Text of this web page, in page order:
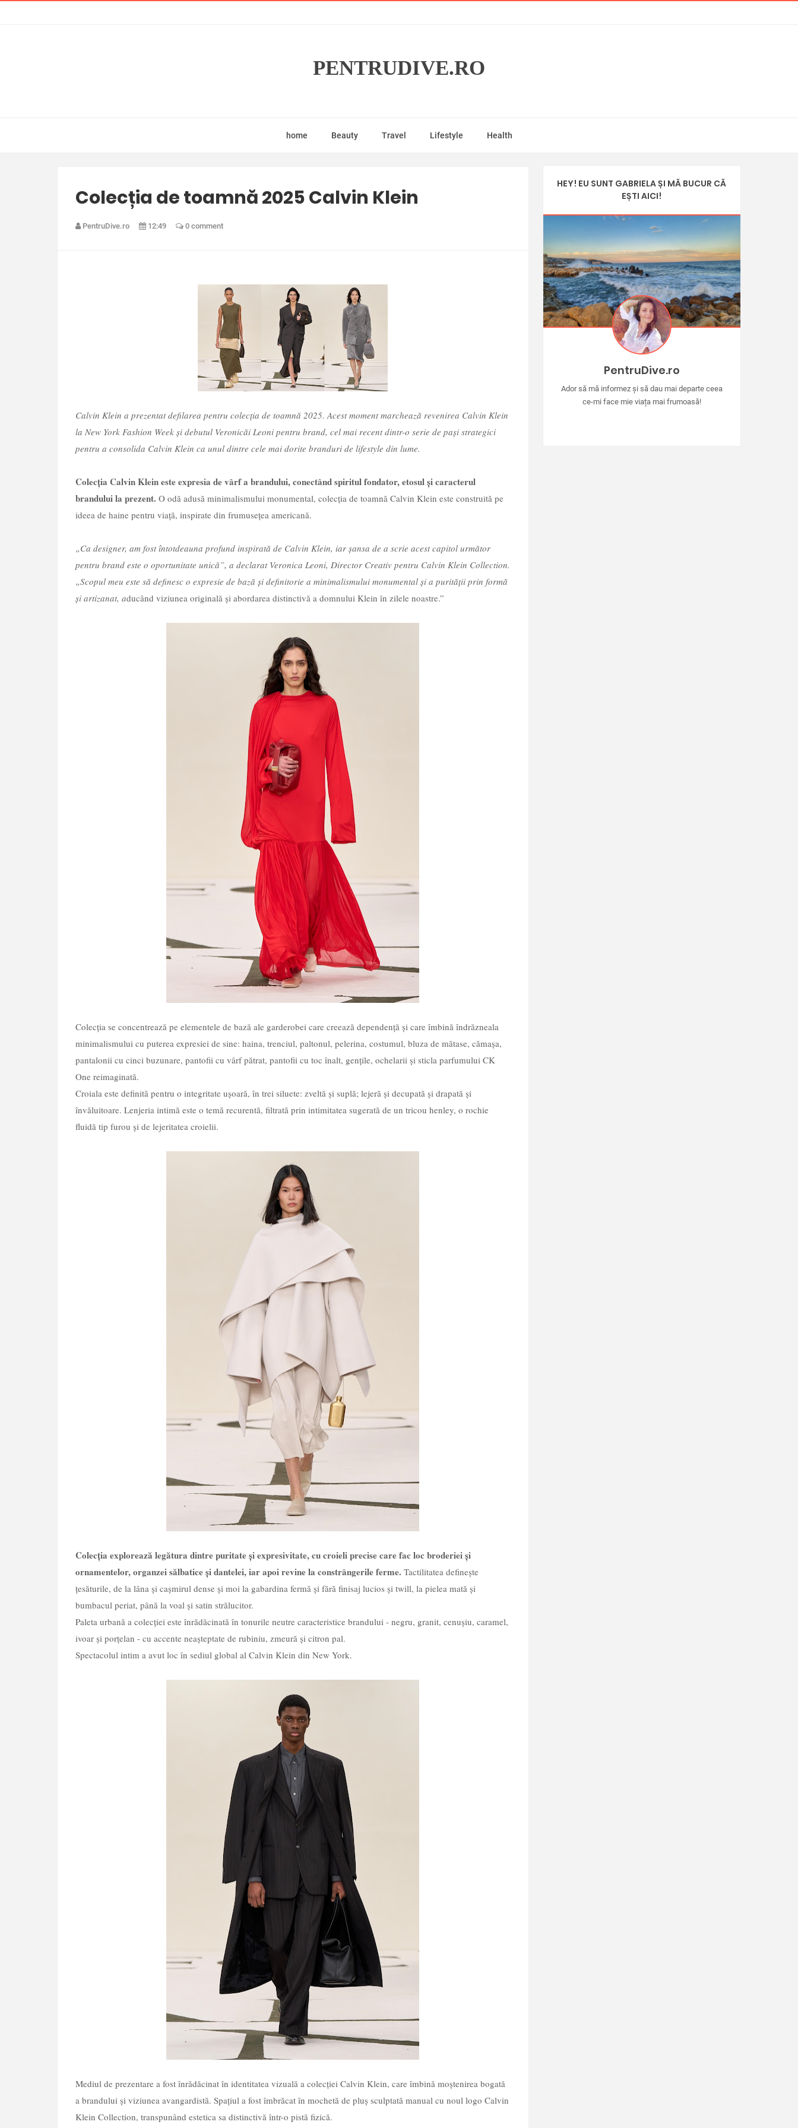
PENTRUDIVE.RO
home Beauty Travel Lifestyle Health
Colecția de toamnă 2025 Calvin Klein
PentruDive.ro 12:49 0 comment
Calvin Klein a prezentat defilarea pentru colecția de toamnă 2025. Acest moment marchează revenirea Calvin Klein
la New York Fashion Week și debutul Veronicăi Leoni pentru brand, cel mai recent dintr-o serie de pași strategici
pentru a consolida Calvin Klein ca unul dintre cele mai dorite branduri de lifestyle din lume.
Colecția Calvin Klein este expresia de vârf a brandului, conectând spiritul fondator, etosul și caracterul
brandului la prezent. O odă adusă minimalismului monumental, colecția de toamnă Calvin Klein este construită pe
ideea de haine pentru viață, inspirate din frumusețea americană.
„Ca designer, am fost întotdeauna profund inspirată de Calvin Klein, iar șansa de a scrie acest capitol următor
pentru brand este o oportunitate unică”, a declarat Veronica Leoni, Director Creativ pentru Calvin Klein Collection.
„Scopul meu este să definesc o expresie de bază și definitorie a minimalismului monumental și a purității prin formă
și artizanat, aducând viziunea originală și abordarea distinctivă a domnului Klein în zilele noastre.”
Colecția se concentrează pe elementele de bază ale garderobei care creează dependență și care îmbină îndrăzneala
minimalismului cu puterea expresiei de sine: haina, trenciul, paltonul, pelerina, costumul, bluza de mătase, cămașa,
pantalonii cu cinci buzunare, pantofii cu vârf pătrat, pantofii cu toc înalt, gențile, ochelarii și sticla parfumului CK
One reimaginată.
Croiala este definită pentru o integritate ușoară, în trei siluete: zveltă și suplă; lejeră și decupată și drapată și
învăluitoare. Lenjeria intimă este o temă recurentă, filtrată prin intimitatea sugerată de un tricou henley, o rochie
fluidă tip furou și de lejeritatea croielii.
Colecția explorează legătura dintre puritate și expresivitate, cu croieli precise care fac loc broderiei și
ornamentelor, organzei sălbatice și dantelei, iar apoi revine la constrângerile ferme. Tactilitatea definește
țesăturile, de la lâna și cașmirul dense și moi la gabardina fermă și fără finisaj lucios și twill, la pielea mată și
bumbacul periat, până la voal și satin strălucitor.
Paleta urbană a colecției este înrădăcinată în tonurile neutre caracteristice brandului - negru, granit, cenușiu, caramel,
ivoar și porțelan - cu accente neașteptate de rubiniu, zmeură și citron pal.
Spectacolul intim a avut loc în sediul global al Calvin Klein din New York.
Mediul de prezentare a fost înrădăcinat în identitatea vizuală a colecției Calvin Klein, care îmbină moștenirea bogată
a brandului și viziunea avangardistă. Spațiul a fost îmbrăcat în mochetă de pluș sculptată manual cu noul logo Calvin
Klein Collection, transpunând estetica sa distinctivă într-o pistă fizică.
HEY! EU SUNT GABRIELA ȘI MĂ BUCUR CĂ
EȘTI AICI!
PentruDive.ro
Ador să mă informez și să dau mai departe ceea
ce-mi face mie viața mai frumoasă!